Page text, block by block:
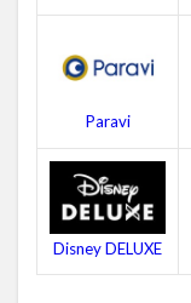
4.4
ラー
連作
5
レ
ラ
ー
Paravi
Disney DELUXE